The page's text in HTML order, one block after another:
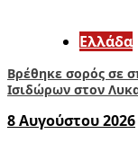
Ελλάδα
Βρέθηκε σορός σε
Ισιδώρων στον
8 Αυγούστου 2026